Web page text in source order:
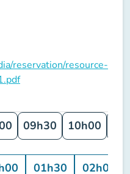
reservation/resource-
09h30 10h00
01h30 02h00